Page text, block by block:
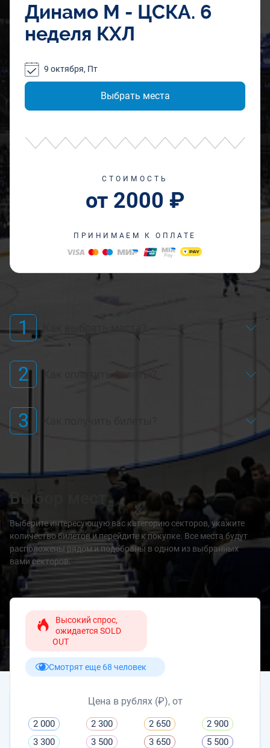
Динамо М - ЦСКА. 6
неделя КХЛ
Выбрать места
9 октября, Пт
СТОИМОСТЬ
от 2000 ₽
ПРИНИМАЕМ К ОПЛАТЕ
1
2 Как оплатить билеты?
3
Выбор мест
Выберите интересующую вас категорию секторов, укажите
количество билетов и перейдите к покупке. Все места будут
расположены рядом и подобраны в одном из выбранных
вами секторов.
Высокий спрос,
ожидается SOLD
OUT
Смотрят еще 68 человек
Цена в рублях (₽), от
2 000 2 300 2 650
2 900
3 300
3 500 3 650 5 500